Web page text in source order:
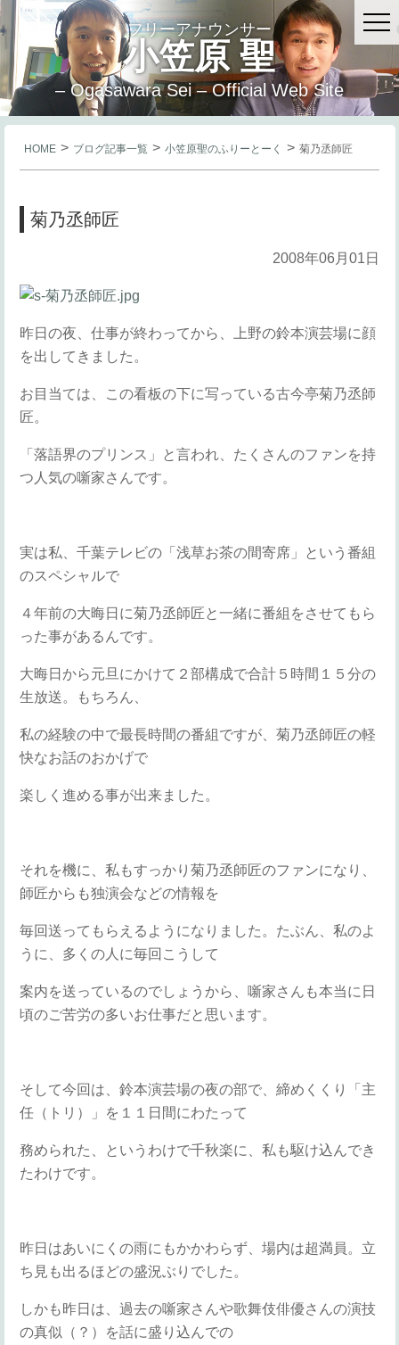
フリーアナウンサー
小笠原 聖
– Ogasawara Sei – Official Web Site
HOME > ブログ記事一覧 > 小笠原聖のふりーとーく > 菊乃丞師匠
菊乃丞師匠
2008年06月01日
昨日の夜、仕事が終わってから、上野の鈴本演芸場に顔
を出してきました。
お目当ては、この看板の下に写っている古今亭菊乃丞師
匠。
「落語界のプリンス」と言われ、たくさんのファンを持
つ人気の噺家さんです。
実は私、千葉テレビの「浅草お茶の間寄席」という番組
のスペシャルで
４年前の大晦日に菊乃丞師匠と一緒に番組をさせてもら
った事があるんです。
大晦日から元旦にかけて２部構成で合計５時間１５分の
生放送。もちろん、
私の経験の中で最長時間の番組ですが、菊乃丞師匠の軽
快なお話のおかげで
楽しく進める事が出来ました。
それを機に、私もすっかり菊乃丞師匠のファンになり、
師匠からも独演会などの情報を
毎回送ってもらえるようになりました。たぶん、私のよ
うに、多くの人に毎回こうして
案内を送っているのでしょうから、噺家さんも本当に日
頃のご苦労の多いお仕事だと思います。
そして今回は、鈴本演芸場の夜の部で、締めくくり「主
任（トリ）」を１１日間にわたって
務められた、というわけで千秋楽に、私も駆け込んでき
たわけです。
昨日はあいにくの雨にもかかわらず、場内は超満員。立
ち見も出るほどの盛況ぶりでした。
しかも昨日は、過去の噺家さんや歌舞伎俳優さんの演技
の真似（？）を話に盛り込んでの